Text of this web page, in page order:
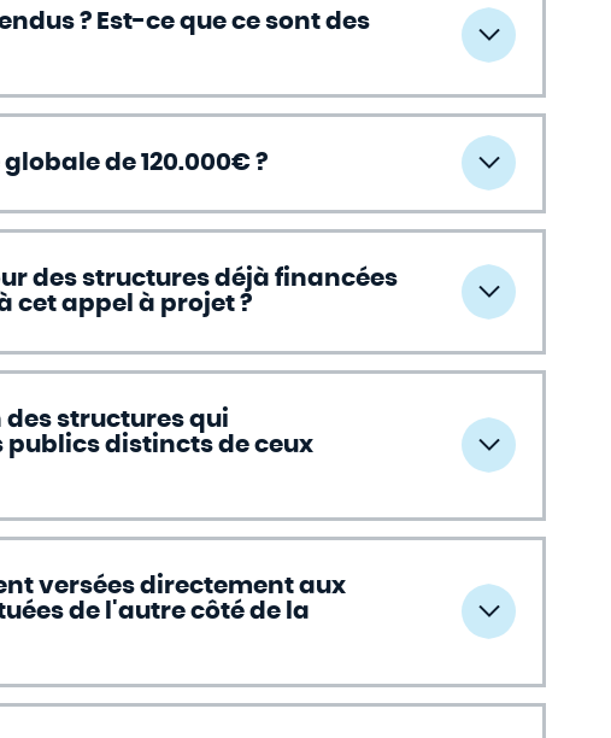
? Est-ce que ce sont des
de 120.000€ ?
des structures déjà financées
cet appel à projet ?
structures qui
distincts de ceux
versées directement aux
de l'autre côté de la